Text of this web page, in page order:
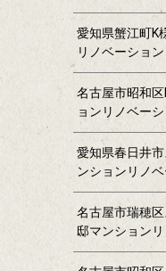
愛知県蟹江町K
リノベーション
名古屋市昭和
ョンリノベー
愛知県春日井
ンションリノ
名古屋市瑞穂
邸マンション